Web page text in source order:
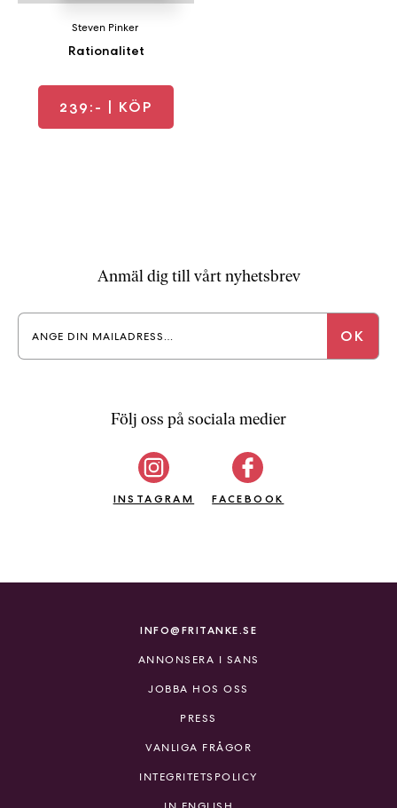
Rationalitet
Steven Pinker
239:- | KÖP
Anmäl dig till vårt nyhetsbrev
Följ oss på sociala medier
INSTAGRAM FACEBOOK
INFO@FRITANKE.SE
ANNONSERA I SANS
JOBBA HOS OSS
PRESS
VANLIGA FRÅGOR
INTEGRITETSPOLICY